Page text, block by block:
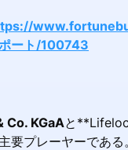
ート/100743
Co. KGaAと
要プレーヤーであ